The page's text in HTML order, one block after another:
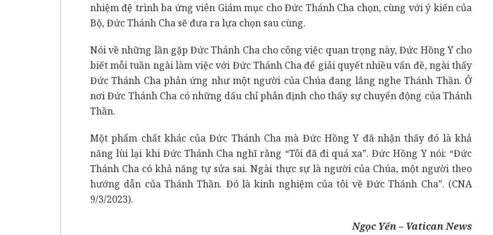
nhiệm đệ trình ba ứng viên Giám mục cho Đức Thánh Cha chọn, cùng với ý kiến của
Bộ, Đức Thánh Cha sẽ đưa ra lựa chọn sau cùng.
Nói về những lần gặp Đức Thánh Cha cho công việc quan trọng này, Đức Hồng Y cho
biết mỗi tuần ngài làm việc với Đức Thánh Cha để giải quyết nhiều vấn đề, ngài thấy
Đức Thánh Cha phản ứng như một người của Chúa đang lắng nghe Thánh Thần. Ở
nơi Đức Thánh Cha có những dấu chỉ phân định cho thấy sự chuyển động của Thánh
Thần.
Một phẩm chất khác của Đức Thánh Cha mà Đức Hồng Y đã nhận thấy đó là khả
năng lùi lại khi Đức Thánh Cha nghĩ rằng “Tôi đã đi quá xa”. Đức Hồng Y nói: “Đức
Thánh Cha có khả năng tự sửa sai. Ngài thực sự là người của Chúa, một người theo
hướng dẫn của Thánh Thần. Đó là kinh nghiệm của tôi về Đức Thánh Cha”. (CNA
9/3/2023).
Ngọc Yến – Vatican News